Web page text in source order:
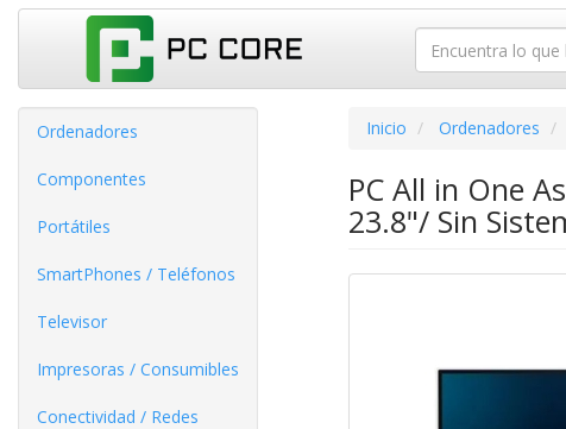
Ordenadores
Componentes
Portátiles
SmartPhones / Teléfonos
Televisor
Impresoras / Consumibles
Conectividad / Redes
Inicio Ordenadores
PC All in One
23.8"/ Sin